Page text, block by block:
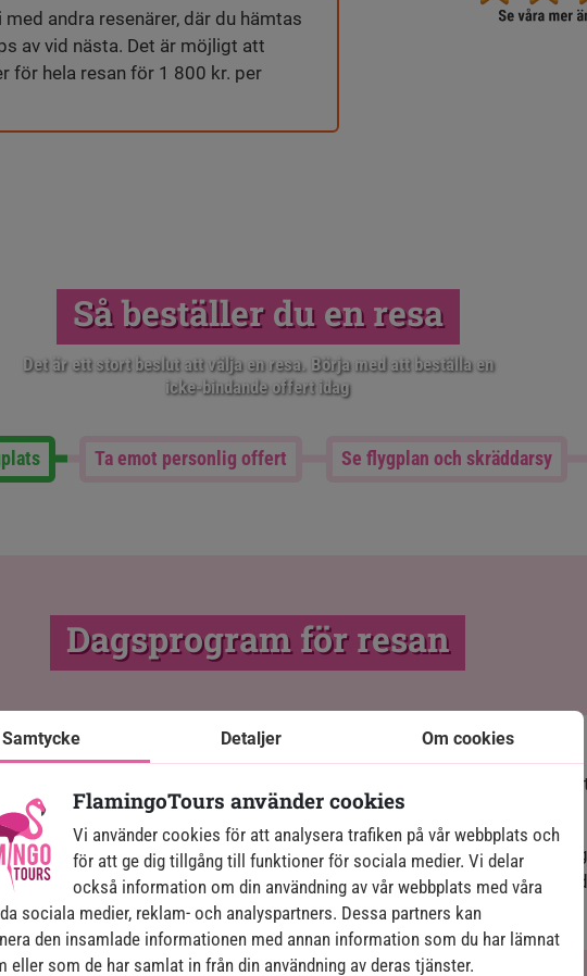
andra resenärer, där du hämtas
av vid nästa. Det är möjligt att
för hela resan för 1 800 kr. per
Så beställer du en resa
Det är ett stort beslut att välja en resa. Börja med att beställa en
icke-bindande offert idag
Ta emot personlig offert Se flygplan och skräddarsy
Dagsprogram för resan
Dag 1:Välkommen till Kuba
Idag går du ombord på flyget och reser till det
börjat!
Efter en flygning, som förhoppningsvis varit
International Airport där vår lokala partner står
dig vidare till Havanna.
Samtycke Detaljer Om cookies
FlamingoTours använder cookies
Vi använder cookies för att analysera trafiken på vår webbplats och
för att ge dig tillgång till funktioner för sociala medier. Vi delar
också information om din användning av vår webbplats med våra
sociala medier, reklam- och analyspartners. Dessa partners kan
den insamlade informationen med annan information som du har lämnat
eller som de har samlat in från din användning av deras tjänster.